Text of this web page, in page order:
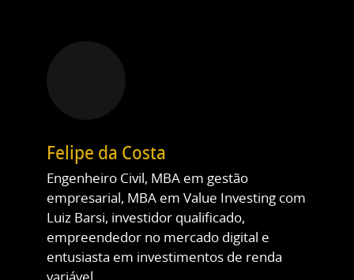
Felipe da Costa
Engenheiro Civil, MBA em gestão
empresarial, MBA em Value Investing com
Luiz Barsi, investidor qualificado,
empreendedor no mercado digital e
entusiasta em investimentos de renda
variável.